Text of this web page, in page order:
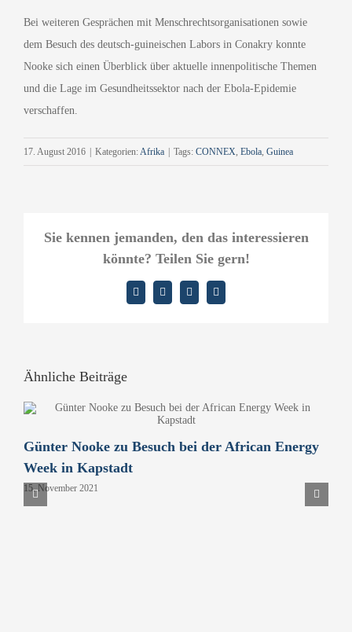
Bei weiteren Gesprächen mit Menschrechtsorganisationen sowie
dem Besuch des deutsch-guineischen Labors in Conakry konnte
Nooke sich einen Überblick über aktuelle innenpolitische Themen
und die Lage im Gesundheitssektor nach der Ebola-Epidemie
verschaffen.
17. August 2016 | Kategorien: Afrika | Tags: CONNEX Ebola Guinea
Sie kennen jemanden, den das interessieren
könnte? Teilen Sie gern!
Facebook
X LinkedIn
E-
Mail
Ähnliche Beiträge
Günter Nooke zu Besuch bei der African Energy
Week in Kapstadt
15. November 2021